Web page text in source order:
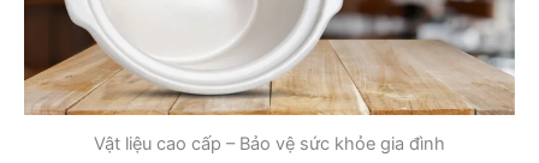
Vật liệu cao cấp – Bảo vệ sức khỏe gia đình